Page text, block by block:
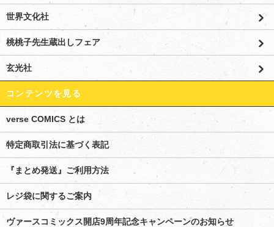
世界文化社
桃桃子先生蔵出しフェア
玄光社
コンテンツを見る
verse COMICS とは
特定商取引法に基づく表記
『まとめ発送』ご利用方法
レジ袋に関するご案内
ヴァースコミックス開店9周年記念キャンペーンのお知らせ